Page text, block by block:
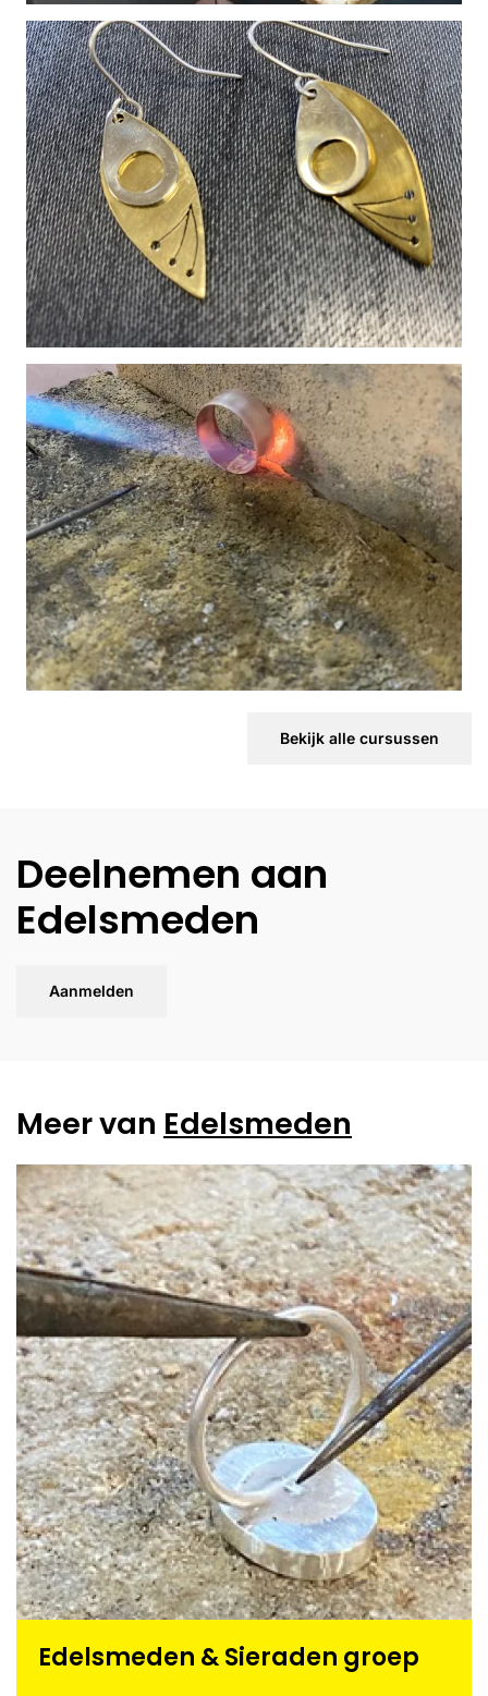
Vergroot
Vergroot
Bekijk alle cursussen
Deelnemen aan
Edelsmeden
Aanmelden
Meer van Edelsmeden
Edelsmeden & Sieraden groep